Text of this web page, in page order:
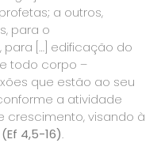
a outros,
para o
[…] edificação do
todo corpo –
que estão ao seu
a atividade
crescimento, visando à
(Ef 4,5-16).